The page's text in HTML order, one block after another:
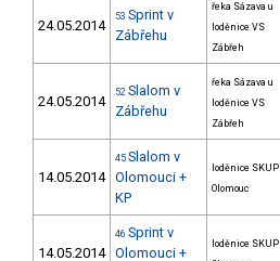
24.05.2014
53 Sprint v
Zábřehu
řeka Sázava u
loděnice VS
Zábřeh
24.05.2014
52 Slalom v
Zábřehu
řeka Sázava u
loděnice VS
Zábřeh
14.05.2014
45 Slalom v
Olomouci +
KP
loděnice SKUP
Olomouc
14.05.2014
46 Sprint v
Olomouci +
loděnice SKUP